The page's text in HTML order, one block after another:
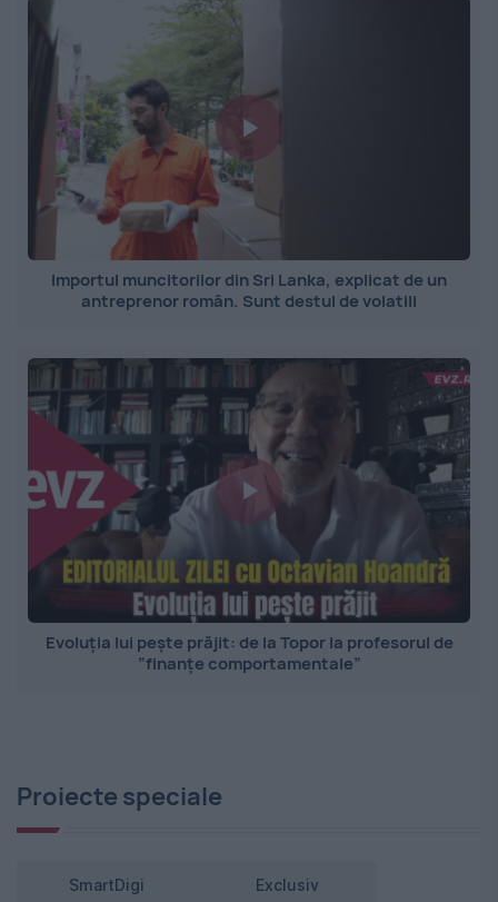
Importul muncitorilor din Sri Lanka, explicat de un
antreprenor român. Sunt destul de volatili
Evoluția lui pește prăjit: de la Topor la profesorul de
”finanțe comportamentale”
Proiecte speciale
SmartDigi Exclusiv